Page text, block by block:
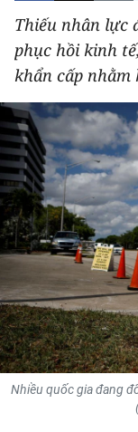
XÃ HỘI
PHÁP LUẬT
DU LỊCH
THẾ GIỚI
THỂ THAO
GIÁO DỤC
Y TẾ
KHOA HỌC -
MÔI TRƯỜNG
Thiếu nhân lực
phục hồi kinh
khẩn cấp
Nhiều quốc gia đang